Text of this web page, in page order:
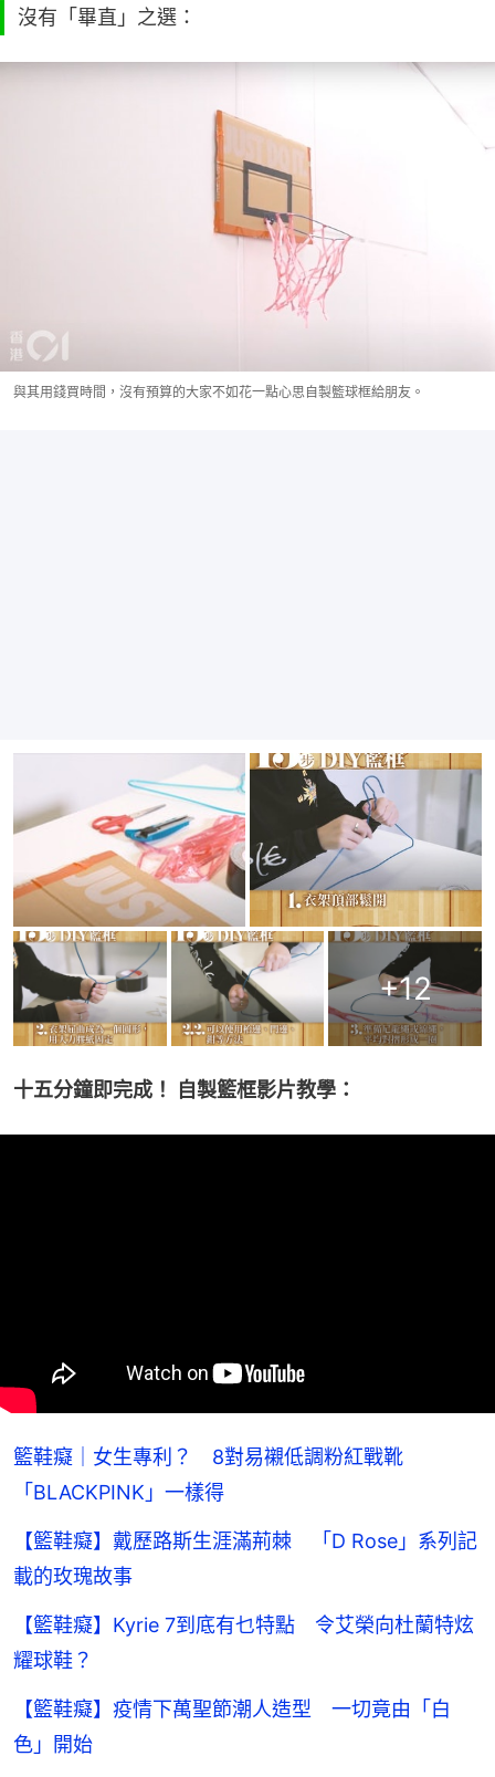
沒有「畢直」之選：
與其用錢買時間，沒有預算的大家不如花一點心思自製籃球框給朋友。
+12
十五分鐘即完成！ 自製籃框影片教學：
籃鞋癡｜女生專利？ 8對易襯低調粉紅戰靴
「BLACKPINK」一樣得
【籃鞋癡】戴歷路斯生涯滿荊棘 「D Rose」系列記
載的玫瑰故事
【籃鞋癡】Kyrie 7到底有乜特點 令艾榮向杜蘭特炫
耀球鞋？
【籃鞋癡】疫情下萬聖節潮人造型 一切竟由「白
色」開始